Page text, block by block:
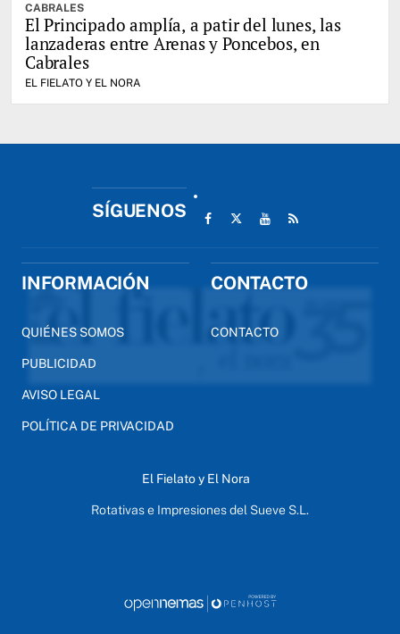
CABRALES
El Principado amplía, a patir del lunes, las
lanzaderas entre Arenas y Poncebos, en
Cabrales
EL FIELATO Y EL NORA
SÍGUENOS
INFORMACIÓN
QUIÉNES SOMOS
PUBLICIDAD
AVISO LEGAL
POLÍTICA DE PRIVACIDAD
CONTACTO
CONTACTO
El Fielato y El Nora
Rotativas e Impresiones del Sueve S.L.